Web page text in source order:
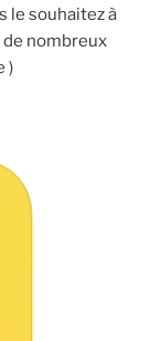
le souhaitez à
nombreux
)